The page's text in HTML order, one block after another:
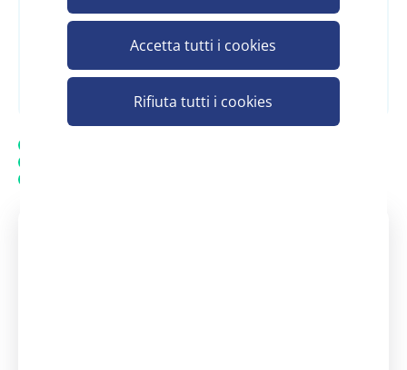
Accetta tutti i cookies
Rifiuta tutti i cookies
Registrati e scopri il prezzo